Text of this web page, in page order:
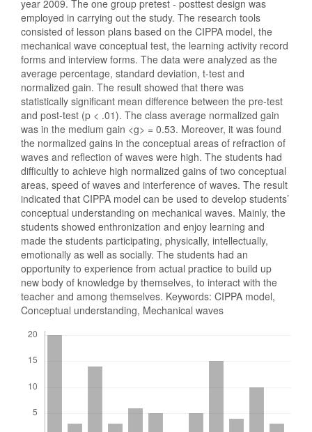
year 2009. The one group pretest - posttest design was
employed in carrying out the study. The research tools
consisted of lesson plans based on the CIPPA model, the
mechanical wave conceptual test, the learning activity record
forms and interview forms. The data were analyzed as the
average percentage, standard deviation, t-test and
normalized gain. The result showed that there was
statistically significant mean difference between the pre-test
and post-test (p < .01). The class average normalized gain
was in the medium gain <g> = 0.53. Moreover, it was found
the normalized gains in the conceptual areas of refraction of
waves and reflection of waves were high. The students had
difficultly to achieve high normalized gains of two conceptual
areas, speed of waves and interference of waves. The result
indicated that CIPPA model can be used to develop students’
conceptual understanding on mechanical waves. Mainly, the
students showed enthronization and enjoy learning and
made the students participating, physically, intellectually,
emotionally as well as socially. The students had an
opportunity to experience from actual practice to build up
new body of knowledge by themselves, to interact with the
teacher and among themselves. Keywords: CIPPA model,
Conceptual understanding, Mechanical waves